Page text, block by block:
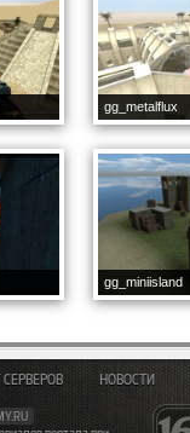
gg_metalflux
gg_miniisland
НОВОСТИ